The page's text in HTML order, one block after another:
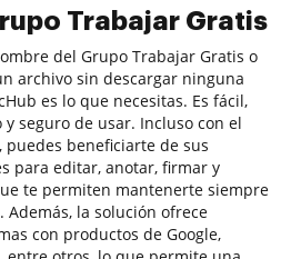
Trabajar Gratis
del Grupo Trabajar Gratis o
archivo sin descargar ninguna
es lo que necesitas. Es fácil,
seguro de usar. Incluso con el
beneficiarte de sus
para editar, anotar, firmar y
te permiten mantenerte siempre
la solución ofrece
con productos de Google,